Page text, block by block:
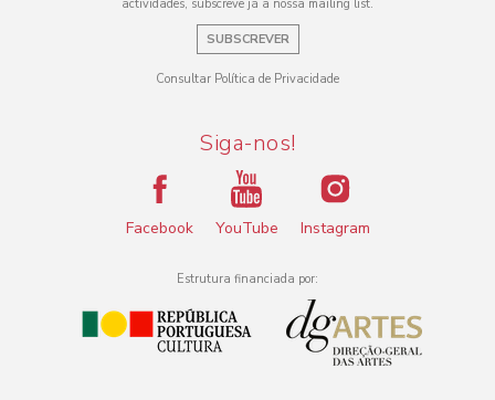
actividades, subscreve já a nossa mailing list.
SUBSCREVER
Consultar Política de Privacidade
Siga-nos!
Facebook YouTube Instagram
Estrutura financiada por: